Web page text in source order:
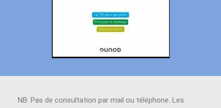
NB: Pas de consultation par mail ou téléphone. Les